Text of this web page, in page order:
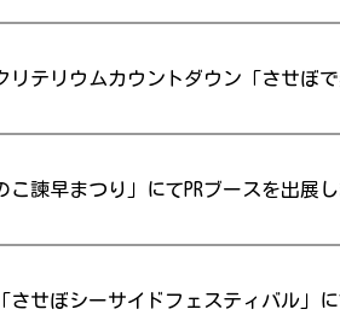
リテリウムカウントダウン「させぼ
諫早まつり」にてPRブースを出展し
せぼシーサイドフェスティバル」に